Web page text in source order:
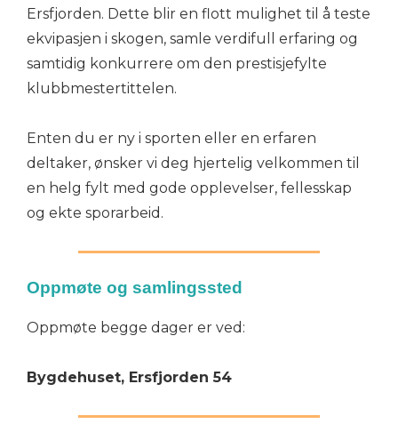
Ersfjorden. Dette blir en flott mulighet til å teste
ekvipasjen i skogen, samle verdifull erfaring og
samtidig konkurrere om den prestisjefylte
klubbmestertittelen.
Enten du er ny i sporten eller en erfaren
deltaker, ønsker vi deg hjertelig velkommen til
en helg fylt med gode opplevelser, fellesskap
og ekte sporarbeid.
Oppmøte og samlingssted
Oppmøte begge dager er ved:
Bygdehuset, Ersfjorden 54